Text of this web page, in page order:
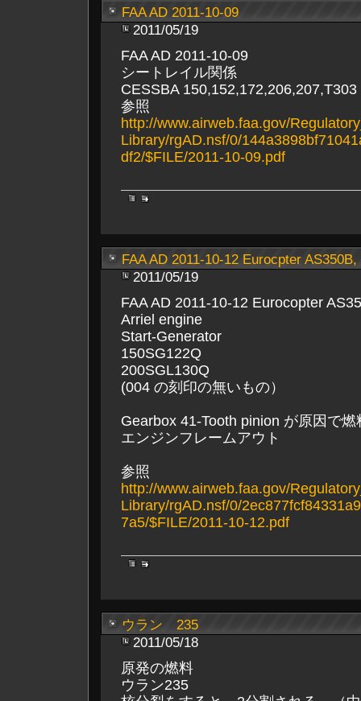
FAA AD 2011-10-09
2011/05/19
FAA AD 2011-10-09
シートレイル関係
CESSBA 150,152,172,206,207,T303
参照
http://www.airweb.faa.gov/
Library/rgAD.nsf/0/
df2/$FILE/2011-10-09.pdf
FAA AD 2011-10-12 Eurocpter
2011/05/19
FAA AD 2011-10-12 Eurocopter
Arriel engine
Start-Generator
150SG122Q
200SGL130Q
(004 の刻印の無いもの）
Gearbox 41-Tooth pinion が原因で
エンジンフレームアウト
参照
http://www.airweb.faa.gov/
Library/rgAD.nsf/0/
7a5/$FILE/2011-10-12.pdf
ウラン 235
2011/05/18
原発の燃料
ウラン235